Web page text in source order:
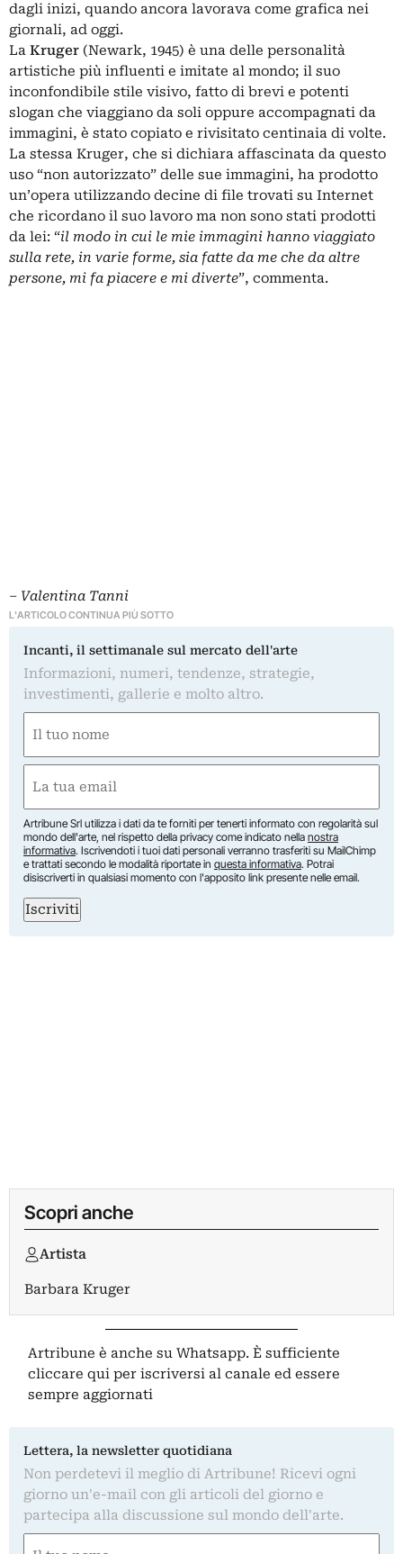
dagli inizi, quando ancora lavorava come grafica nei
giornali, ad oggi.
La Kruger (Newark, 1945) è una delle personalità
artistiche più influenti e imitate al mondo; il suo
inconfondibile stile visivo, fatto di brevi e potenti
slogan che viaggiano da soli oppure accompagnati da
immagini, è stato copiato e rivisitato centinaia di volte.
La stessa Kruger, che si dichiara affascinata da questo
uso “non autorizzato” delle sue immagini, ha prodotto
un’opera utilizzando decine di file trovati su Internet
che ricordano il suo lavoro ma non sono stati prodotti
da lei: “il modo in cui le mie immagini hanno viaggiato
sulla rete, in varie forme, sia fatte da me che da altre
persone, mi fa piacere e mi diverte”, commenta.
– Valentina Tanni
L'ARTICOLO CONTINUA PIÙ SOTTO
Incanti, il settimanale sul mercato dell'arte
Informazioni, numeri, tendenze, strategie,
investimenti, gallerie e molto altro.
(Required)
First
(Required)
Artribune Srl utilizza i dati da te forniti per tenerti informato con regolarità sul
mondo dell'arte, nel rispetto della privacy come indicato nella nostra
informativa. Iscrivendoti i tuoi dati personali verranno trasferiti su MailChimp
e trattati secondo le modalità riportate in questa informativa. Potrai
disiscriverti in qualsiasi momento con l'apposito link presente nelle email.
Iscriviti
Scopri anche
Artista
Barbara Kruger
Artribune è anche su Whatsapp. È sufficiente
cliccare qui per iscriversi al canale ed essere
sempre aggiornati
Lettera, la newsletter quotidiana
Non perdetevi il meglio di Artribune! Ricevi ogni
giorno un'e-mail con gli articoli del giorno e
partecipa alla discussione sul mondo dell'arte.